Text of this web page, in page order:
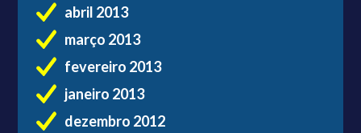
abril 2013
março 2013
fevereiro 2013
janeiro 2013
dezembro 2012